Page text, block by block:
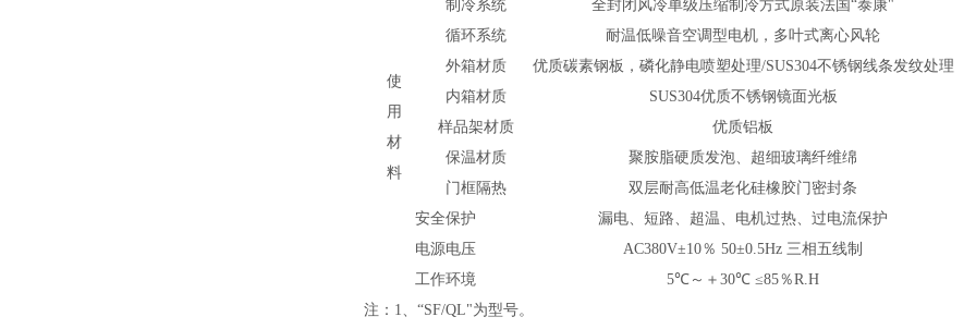
制冷系统
全封闭风冷单级压缩制冷方式原装法国“泰康"
循环系统
耐温低噪音空调型电机，多叶式离心风轮
使
用
材
料
外箱材质
优质碳素钢板，磷化静电喷塑处理/SUS304不锈钢线条发纹处理
内箱材质
SUS304优质不锈钢镜面光板
样品架材质
优质铝板
保温材质
聚胺脂硬质发泡、超细玻璃纤维绵
门框隔热
双层耐高低温老化硅橡胶门密封条
安全保护
漏电、短路、超温、电机过热、过电流保护
电源电压
AC380V±10％ 50±0.5Hz 三相五线制
工作环境
5℃ ～＋30℃ ≤85％R.H
注：1、“SF/QL"为型号。